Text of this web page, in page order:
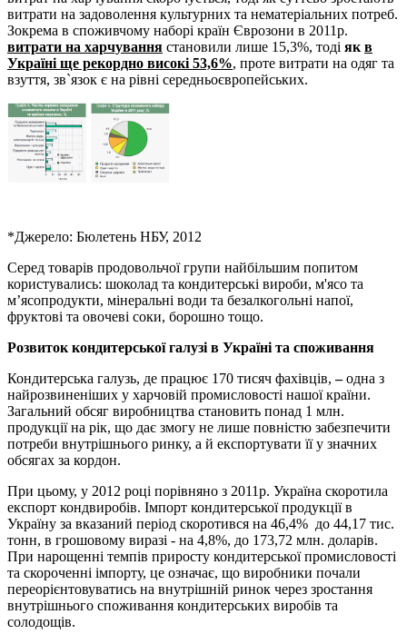
витрати на задоволення культурних та нематеріальних потреб.
Зокрема в споживчому наборі країн Єврозони в 2011р.
витрати на харчування становили лише 15,3%, тоді якв
Україні ще рекордно високі 53,6%, проте витрати на одяг та
взуття, зв`язок є на рівні середньоєвропейських.
*Джерело: Бюлетень НБУ, 2012
Серед товарів продовольчої групи найбільшим попитом
користувались: шоколад та кондитерські вироби, м'ясо та
м’ясопродукти, мінеральні води та безалкогольні напої,
фруктові та овочеві соки, борошно тощо.
Розвитоккондитерської галузів Україніта споживання
Кондитерська галузь, де працює 170 тисяч фахівців,–одна з
найрозвиненіших у харчовій промисловості нашої країни.
Загальний обсяг виробництва становить понад 1 млн.
продукції на рік, що дає змогу не лише повністю забезпечити
потреби внутрішнього ринку, а й експортувати її у значних
обсягах за кордон.
При цьому, у 2012 році порівняно з 2011р. Україна скоротила
експорт кондвиробів. Імпорт кондитерської продукції в
Україну за вказаний період скоротився на 46,4% до 44,17 тис.
тонн, в грошовому виразі - на 4,8%, до 173,72 млн. доларів.
При нарощенні темпів приросту кондитерської промисловості
та скороченні імпорту, це означає, що виробники почали
переорієнтовуватись на внутрішній ринок через зростання
внутрішнього споживання кондитерських виробів та
солодощів.